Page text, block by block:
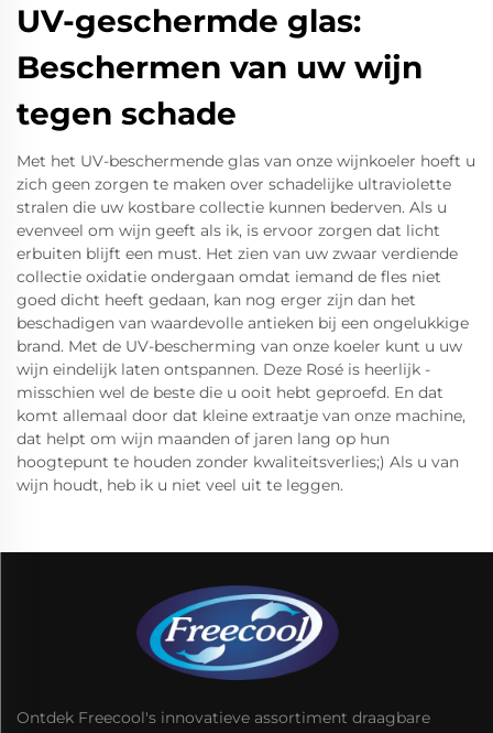
UV-geschermde glas:
Beschermen van uw wijn
tegen schade
Met het UV-beschermende glas van onze wijnkoeler hoeft u
zich geen zorgen te maken over schadelijke ultraviolette
stralen die uw kostbare collectie kunnen bederven. Als u
evenveel om wijn geeft als ik, is ervoor zorgen dat licht
erbuiten blijft een must. Het zien van uw zwaar verdiende
collectie oxidatie ondergaan omdat iemand de fles niet
goed dicht heeft gedaan, kan nog erger zijn dan het
beschadigen van waardevolle antieken bij een ongelukkige
brand. Met de UV-bescherming van onze koeler kunt u uw
wijn eindelijk laten ontspannen. Deze Rosé is heerlijk -
misschien wel de beste die u ooit hebt geproefd. En dat
komt allemaal door dat kleine extraatje van onze machine,
dat helpt om wijn maanden of jaren lang op hun
hoogtepunt te houden zonder kwaliteitsverlies;) Als u van
wijn houdt, heb ik u niet veel uit te leggen.
Ontdek Freecool's innovatieve assortiment draagbare